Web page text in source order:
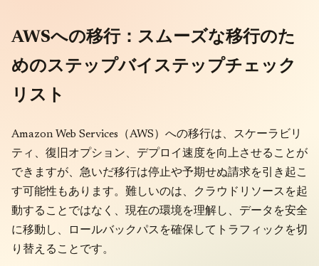
AWSへの移行：スムーズな移行のた
めのステップバイステップチェック
リスト
Amazon Web Services（AWS）への移行は、スケーラビリ
ティ、復旧オプション、デプロイ速度を向上させることが
できますが、急いだ移行は停止や予期せぬ請求を引き起こ
す可能性もあります。難しいのは、クラウドリソースを起
動することではなく、現在の環境を理解し、データを安全
に移動し、ロールバックパスを確保してトラフィックを切
り替えることです。